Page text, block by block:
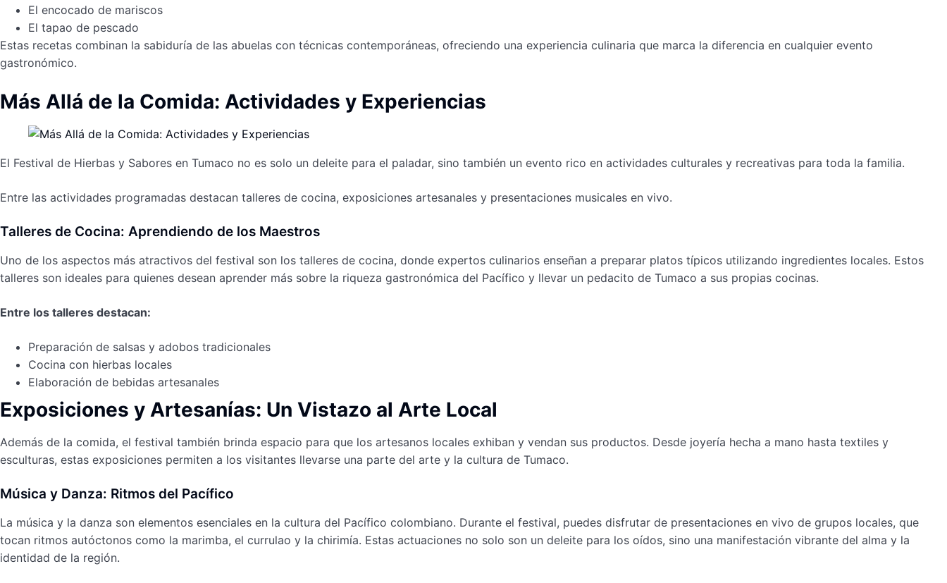
El encocado de mariscos
El tapao de pescado
Estas recetas combinan la sabiduría de las abuelas con técnicas contemporáneas, ofreciendo una experiencia culinaria que marca la diferencia en cualquier evento
gastronómico.
Más Allá de la Comida: Actividades y Experiencias
El Festival de Hierbas y Sabores en Tumaco no es solo un deleite para el paladar, sino también un evento rico en actividades culturales y recreativas para toda la familia.
Entre las actividades programadas destacan talleres de cocina, exposiciones artesanales y presentaciones musicales en vivo.
Talleres de Cocina: Aprendiendo de los Maestros
Uno de los aspectos más atractivos del festival son los talleres de cocina, donde expertos culinarios enseñan a preparar platos típicos utilizando ingredientes locales. Estos
talleres son ideales para quienes desean aprender más sobre la riqueza gastronómica del Pacífico y llevar un pedacito de Tumaco a sus propias cocinas.
Entre los talleres destacan:
Preparación de salsas y adobos tradicionales
Cocina con hierbas locales
Elaboración de bebidas artesanales
Exposiciones y Artesanías: Un Vistazo al Arte Local
Además de la comida, el festival también brinda espacio para que los artesanos locales exhiban y vendan sus productos. Desde joyería hecha a mano hasta textiles y
esculturas, estas exposiciones permiten a los visitantes llevarse una parte del arte y la cultura de Tumaco.
Música y Danza: Ritmos del Pacífico
La música y la danza son elementos esenciales en la cultura del Pacífico colombiano. Durante el festival, puedes disfrutar de presentaciones en vivo de grupos locales, que
tocan ritmos autóctonos como la marimba, el currulao y la chirimía. Estas actuaciones no solo son un deleite para los oídos, sino una manifestación vibrante del alma y la
identidad de la región.